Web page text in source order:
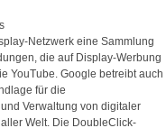
Netzwerk eine Sammlung
die auf Display-Werbung
YouTube. Google betreibt auch
für die
Verwaltung von digitaler
Welt. Die DoubleClick-